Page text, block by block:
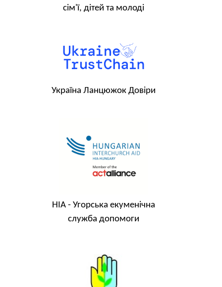
сім'ї, дітей та молоді
Україна Ланцюжок Довіри
HIA - Угорська екуменічна
служба допомоги